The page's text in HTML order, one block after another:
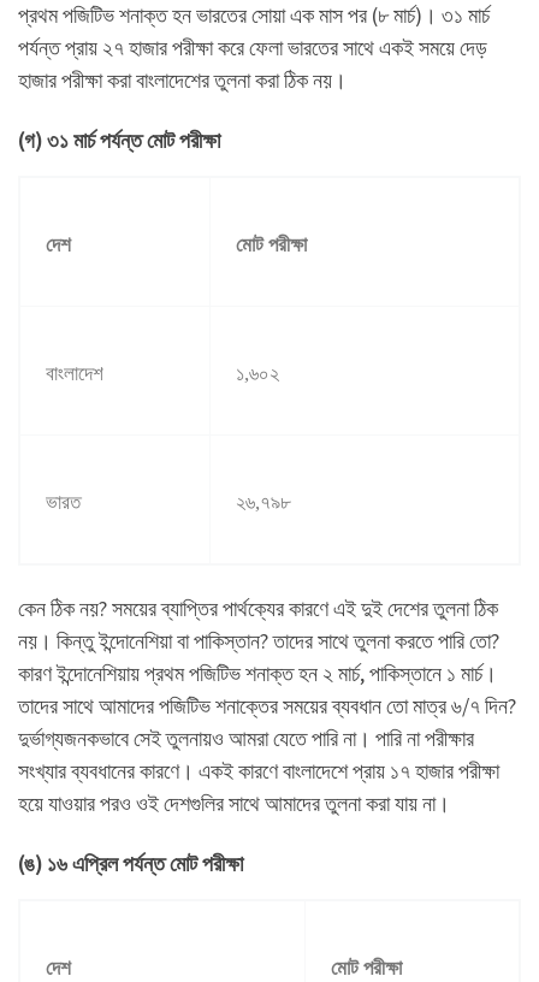
প্রথম পজিটিভ শনাক্ত হন ভারতের সোয়া এক মাস পর (৮ মার্চ)। ৩১ মার্চ
পর্যন্ত প্রায় ২৭ হাজার পরীক্ষা করে ফেলা ভারতের সাথে একই সময়ে দেড়
হাজার পরীক্ষা করা বাংলাদেশের তুলনা করা ঠিক নয়।
(গ) ৩১ মার্চ পর্যন্ত মোট পরীক্ষা
দেশ মোট পরীক্ষা
বাংলাদেশ ১,৬০২
ভারত ২৬,৭৯৮
কেন ঠিক নয়? সময়ের ব্যাপ্তির পার্থক্যের কারণে এই দুই দেশের তুলনা ঠিক
নয়। কিন্তু ইন্দোনেশিয়া বা পাকিস্তান? তাদের সাথে তুলনা করতে পারি তো?
কারণ ইন্দোনেশিয়ায় প্রথম পজিটিভ শনাক্ত হন ২ মার্চ, পাকিস্তানে ১ মার্চ।
তাদের সাথে আমাদের পজিটিভ শনাক্তের সময়ের ব্যবধান তো মাত্র ৬/৭ দিন?
দুর্ভাগ্যজনকভাবে সেই তুলনায়ও আমরা যেতে পারি না। পারি না পরীক্ষার
সংখ্যার ব্যবধানের কারণে। একই কারণে বাংলাদেশে প্রায় ১৭ হাজার পরীক্ষা
হয়ে যাওয়ার পরও ওই দেশগুলির সাথে আমাদের তুলনা করা যায় না।
(ঙ) ১৬ এপ্রিল পর্যন্ত মোট পরীক্ষা
দেশ মোট পরীক্ষা